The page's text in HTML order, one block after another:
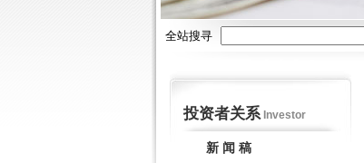
全站搜寻
投资者关系Investor
新 闻 稿